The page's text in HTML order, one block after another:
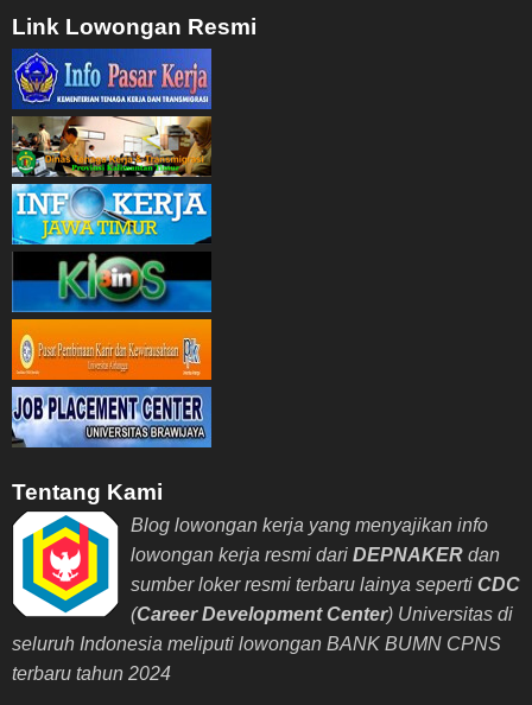
Link Lowongan Resmi
Tentang Kami
Blog lowongan kerja yang menyajikan info
lowongan kerja resmi dari DEPNAKER dan
sumber loker resmi terbaru lainya seperti CDC
(Career Development Center) Universitas di
seluruh Indonesia meliputi lowongan BANK BUMN CPNS
terbaru tahun 2024